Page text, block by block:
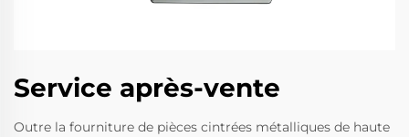
Service après-vente
Outre la fourniture de pièces cintrées métalliques de haute